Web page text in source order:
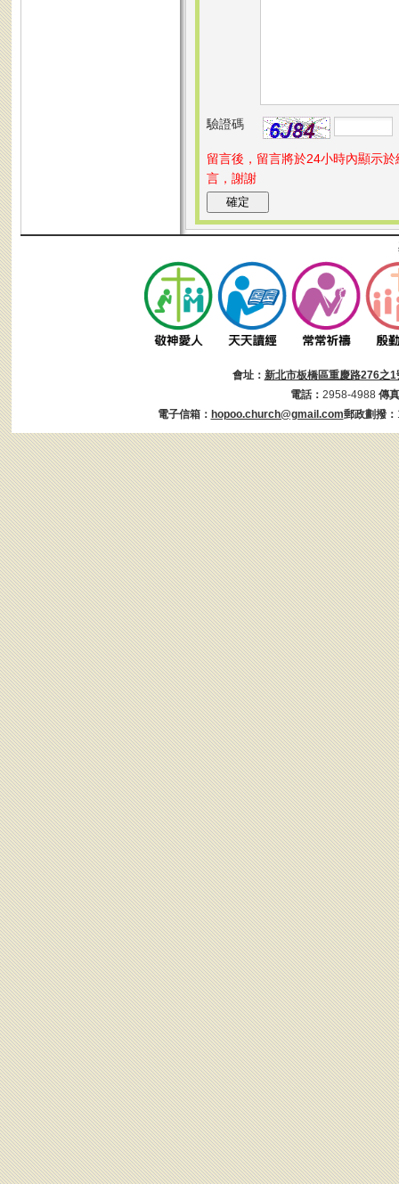
驗證碼
留言後，留言將於24小時內顯示
言，謝謝
會址： 新北市板橋區重慶路276之1
電話： 2958-4988 傳
電子信箱： hopoo.church@gmail.com郵政劃撥：